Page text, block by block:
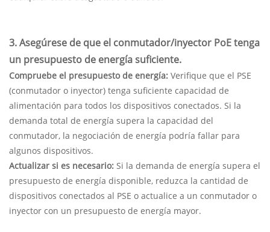
3. Asegúrese de que el conmutador/inyector PoE tenga
un presupuesto de energía suficiente.
Compruebe el presupuesto de energía: Verifique que el PSE
(conmutador o inyector) tenga suficiente capacidad de
alimentación para todos los dispositivos conectados. Si la
demanda total de energía supera la capacidad del
conmutador, la negociación de energía podría fallar para
algunos dispositivos.
Actualizar si es necesario: Si la demanda de energía supera el
presupuesto de energía disponible, reduzca la cantidad de
dispositivos conectados al PSE o actualice a un conmutador o
inyector con un presupuesto de energía mayor.